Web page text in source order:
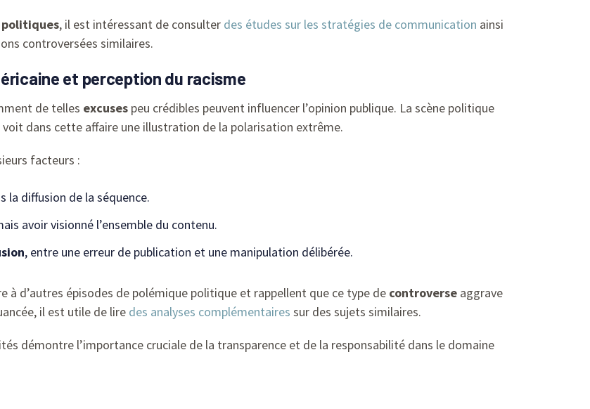
politiques, il est intéressant de consulter des études sur les stratégies de communication ainsi
controversées similaires.
et perception du racisme
de telles excuses peu crédibles peuvent influencer l’opinion publique. La scène politique
voit dans cette affaire une illustration de la polarisation extrême.
facteurs :
la diffusion de la séquence.
avoir visionné l’ensemble du contenu.
, entre une erreur de publication et une manipulation délibérée.
à d’autres épisodes de polémique politique et rappellent que ce type de controverse aggrave
il est utile de lire des analyses complémentaires sur des sujets similaires.
démontre l’importance cruciale de la transparence et de la responsabilité dans le domaine